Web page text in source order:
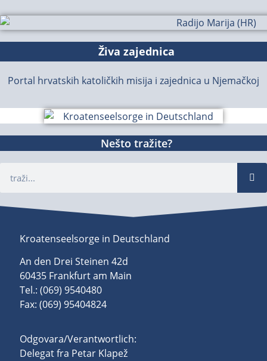
Živa zajednica
Portal hrvatskih katoličkih misija i zajednica u Njemačkoj
Nešto tražite?
Kroatenseelsorge in Deutschland
An den Drei Steinen 42d
60435 Frankfurt am Main
Tel.: (069) 9540480
Fax: (069) 95404824
Odgovara/Verantwortlich:
Delegat fra Petar Klapež